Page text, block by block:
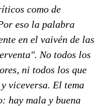
como de
eso la palabra
en el vaivén de las
No todos los
ni todos los que
viceversa. El tema
hay mala y buena